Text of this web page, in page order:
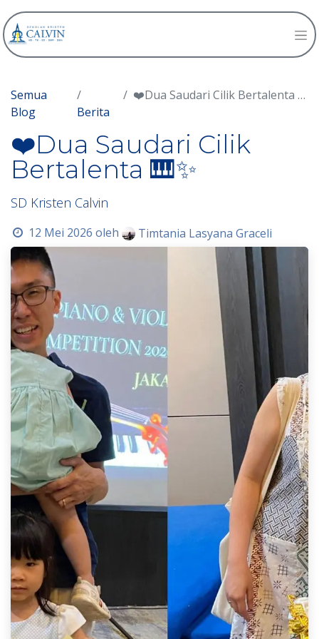
Semua
Blog
Berita
❤️Dua Saudari Cilik Bertalenta 🎹✨
❤️Dua Saudari Cilik
Bertalenta 🎹✨
SD Kristen Calvin
12 Mei 2026 oleh Timtania Lasyana Graceli